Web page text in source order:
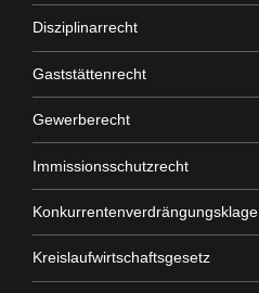
Disziplinarrecht
Gaststättenrecht
Gewerberecht
Immissionsschutzrecht
Konkurrentenverdrängungsklage
Kreislaufwirtschaftsgesetz